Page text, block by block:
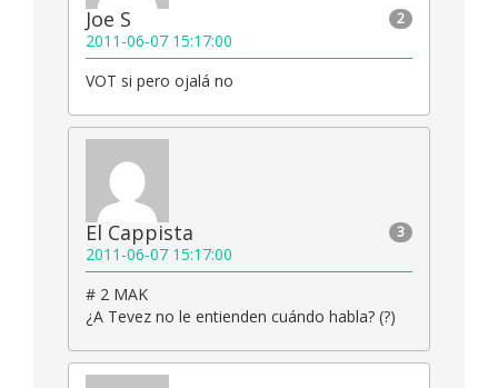
2
Joe S
2011-06-07 15:17:00
VOT si pero ojalá no
3
El Cappista
2011-06-07 15:17:00
# 2 MAK
¿A Tevez no le entienden cuándo habla? (?)